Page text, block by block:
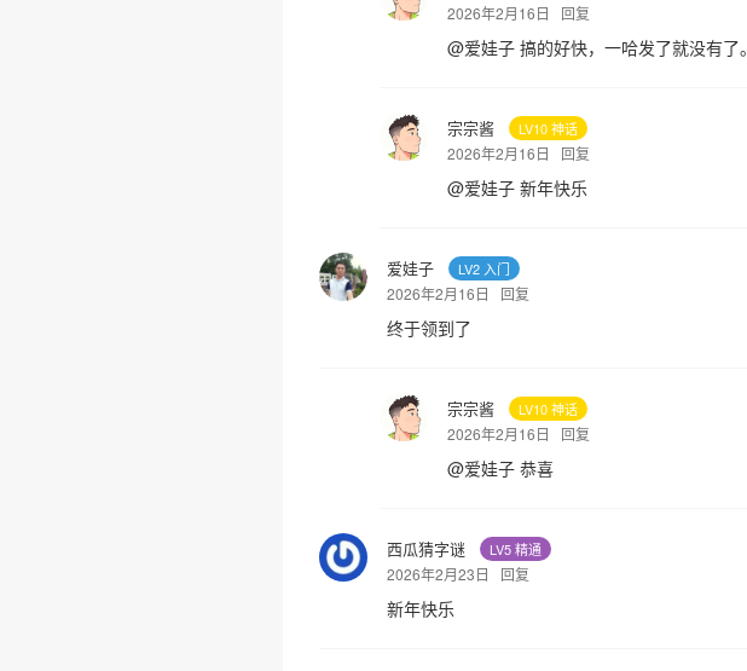
2026年2月16日 回复
@爱娃子 搞的好快，一哈发了就没有了。
宗宗酱 LV10 神话
2026年2月16日 回复
@爱娃子 新年快乐
爱娃子 LV2 入门
2026年2月16日 回复
终于领到了
宗宗酱 LV10 神话
2026年2月16日 回复
@爱娃子 恭喜
西瓜猜字谜 LV5 精通
2026年2月23日 回复
新年快乐